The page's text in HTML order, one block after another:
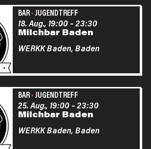
BAR· JUGENDTREFF
Milchbar Baden
18. Aug., 19:00–23:30
WERKK Baden, Baden
BAR· JUGENDTREFF
Milchbar Baden
25. Aug., 19:00–23:30
WERKK Baden, Baden